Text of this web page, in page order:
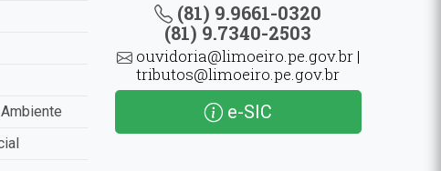
(81) 9.9661-0320
(81) 9.7340-2503
ouvidoria@limoeiro.pe.gov.br |
tributos@limoeiro.pe.gov.br
e-SIC